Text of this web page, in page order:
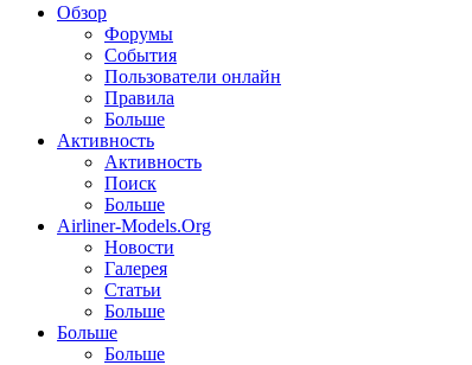
Обзор
Форумы
События
Пользователи онлайн
Правила
Больше
Активность
Активность
Поиск
Больше
Airliner-Models.Org
Новости
Галерея
Статьи
Больше
Больше
Больше